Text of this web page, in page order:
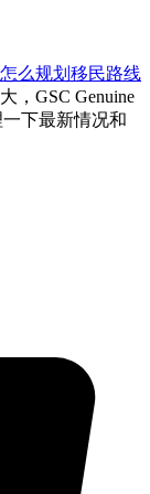
么规划移民路线
，GSC Genuine
一下最新情况和